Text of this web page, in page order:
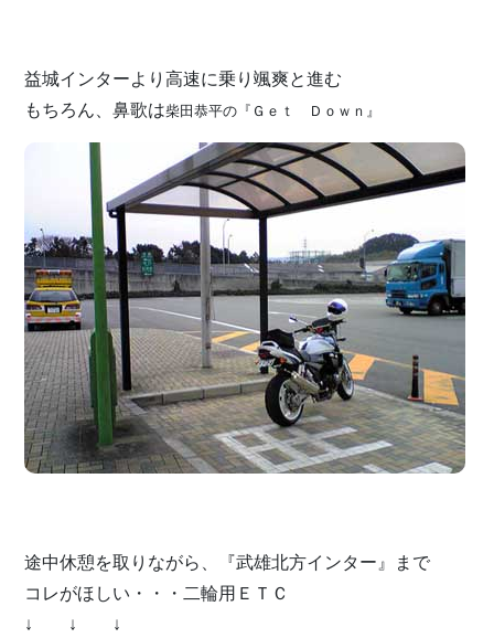
益城インターより高速に乗り颯爽と進む
もちろん、鼻歌は柴田恭平の『Ｇｅｔ Ｄｏｗｎ』
途中休憩を取りながら、『武雄北方インター』まで
コレがほしい・・・二輪用ＥＴＣ
↓ ↓ ↓